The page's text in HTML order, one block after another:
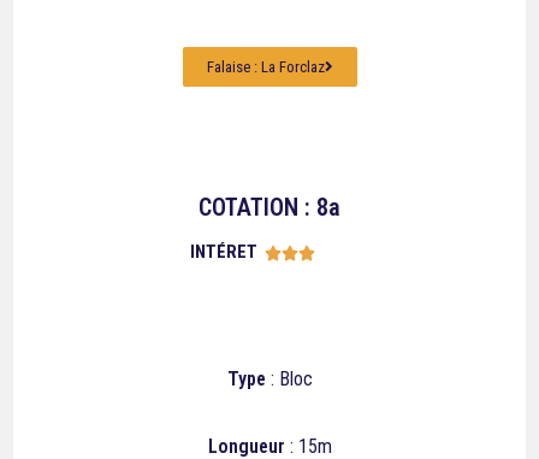
Falaise : La Forclaz
COTATION : 8a
INTÉRET 
Type : Bloc
Longueur : 15m